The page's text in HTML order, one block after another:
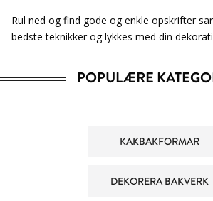
Rul ned og find gode og enkle opskrifter
bedste teknikker og lykkes med din
POPULÆRE
KAKBAKFORMAR
DEKORERA BAKVERK